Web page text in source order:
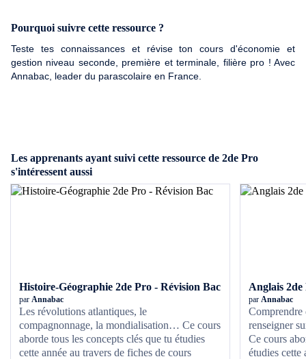
Pourquoi suivre cette ressource ?
Teste tes connaissances et révise ton cours d'économie et
gestion niveau seconde, première et terminale, filière pro ! Avec
Annabac, leader du parascolaire en France.
Les apprenants ayant suivi cette ressource de 2de Pro
s'intéressent aussi
Histoire-Géographie 2de Pro - Révision Bac
par Annabac
Les révolutions atlantiques, le
compagnonnage, la mondialisation… Ce cours
aborde tous les concepts clés que tu étudies
cette année au travers de fiches de cours
Anglais
par Annabac
Comprendre
renseigner
Ce cours
étudies cette